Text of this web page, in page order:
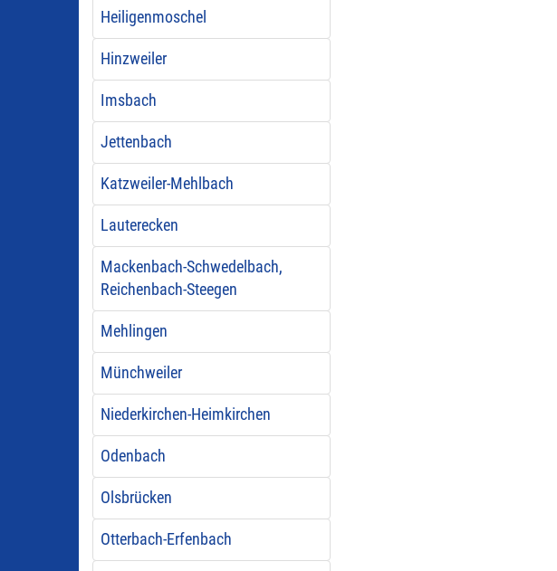
Heiligenmoschel
Hinzweiler
Imsbach
Jettenbach
Katzweiler-Mehlbach
Lauterecken
Mackenbach-Schwedelbach,
Reichenbach-Steegen
Mehlingen
Münchweiler
Niederkirchen-Heimkirchen
Odenbach
Olsbrücken
Otterbach-Erfenbach